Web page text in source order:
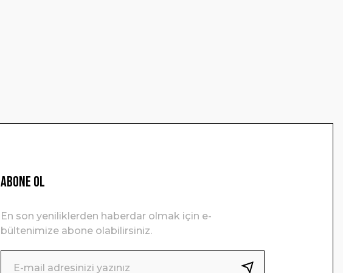
ABONE OL
En son yeniliklerden haberdar olmak için e-
bültenimize abone olabilirsiniz.